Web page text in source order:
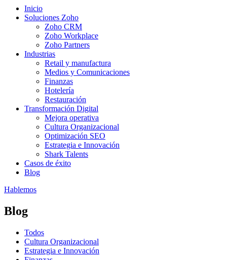
Inicio
Soluciones Zoho
Zoho CRM
Zoho Workplace
Zoho Partners
Industrias
Retail y manufactura
Medios y Comunicaciones
Finanzas
Hotelería
Restauración
Transformación Digital
Mejora operativa
Cultura Organizacional
Optimización SEO
Estrategia e Innovación
Shark Talents
Casos de éxito
Blog
Hablemos
Blog
Todos
Cultura Organizacional
Estrategia e Innovación